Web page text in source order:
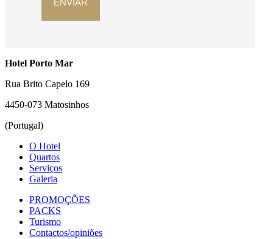
Hotel Porto Mar
Rua Brito Capelo 169
4450-073 Matosinhos
(Portugal)
O Hotel
Quartos
Serviços
Galeria
PROMOÇÕES
PACKS
Turismo
Contactos/opiniões